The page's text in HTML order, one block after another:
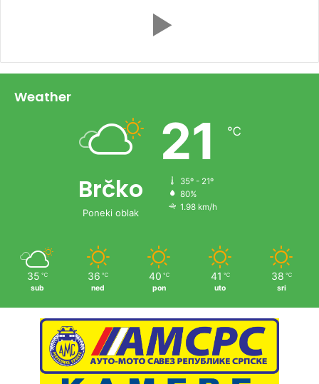
Weather
Brčko
Poneki oblak
21 ℃
35º - 21º
80%
1.98 km/h
35 ℃
sub
36 ℃
ned
40 ℃
pon
41 ℃
uto
38 ℃
sri